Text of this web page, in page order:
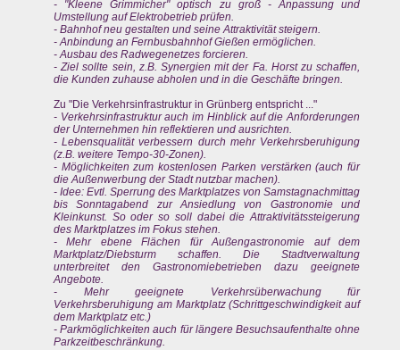
- "Kleene Grimmicher" optisch zu groß - Anpassung und
Umstellung auf Elektrobetrieb prüfen.
- Bahnhof neu gestalten und seine Attraktivität steigern.
- Anbindung an Fernbusbahnhof Gießen ermöglichen.
- Ausbau des Radwegenetzes forcieren.
- Ziel sollte sein, z.B. Synergien mit der Fa. Horst zu schaffen,
die Kunden zuhause abholen und in die Geschäfte bringen.
Zu "Die Verkehrsinfrastruktur in Grünberg entspricht ..."
- Verkehrsinfrastruktur auch im Hinblick auf die Anforderungen
der Unternehmen hin reflektieren und ausrichten.
- Lebensqualität verbessern durch mehr Verkehrsberuhigung
(z.B. weitere Tempo-30-Zonen).
- Möglichkeiten zum kostenlosen Parken verstärken (auch für
die Außenwerbung der Stadt nutzbar machen).
- Idee: Evtl. Sperrung des Marktplatzes von Samstagnachmittag
bis Sonntagabend zur Ansiedlung von Gastronomie und
Kleinkunst. So oder so soll dabei die Attraktivitätssteigerung
des Marktplatzes im Fokus stehen.
- Mehr ebene Flächen für Außengastronomie auf dem
Marktplatz/Diebsturm schaffen. Die Stadtverwaltung
unterbreitet den Gastronomiebetrieben dazu geeignete
Angebote.
- Mehr geeignete Verkehrsüberwachung für
Verkehrsberuhigung am Marktplatz (Schrittgeschwindigkeit auf
dem Marktplatz etc.)
- Parkmöglichkeiten auch für längere Besuchsaufenthalte ohne
Parkzeitbeschränkung.